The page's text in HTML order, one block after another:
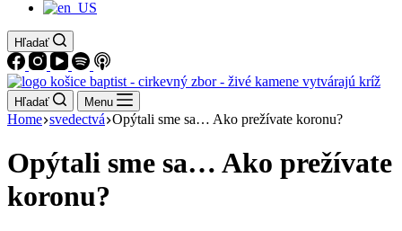
Hľadať
Hľadať Menu
Home svedectvá Opýtali sme sa… Ako prežívate koronu?
Opýtali sme sa… Ako prežívate
koronu?